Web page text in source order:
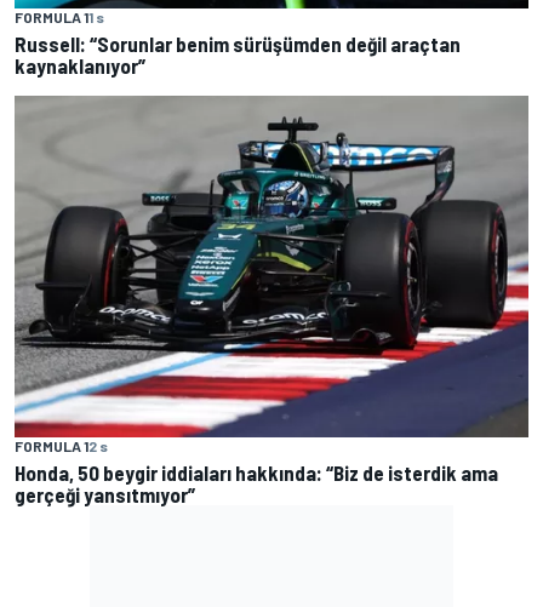
FORMULA 11 s
Russell: “Sorunlar benim sürüşümden değil araçtan
kaynaklanıyor”
FORMULA 12 s
Honda, 50 beygir iddiaları hakkında: “Biz de isterdik ama
gerçeği yansıtmıyor”